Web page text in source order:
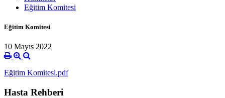
Eğitim Komitesi
Eğitim Komitesi
10 Mayıs 2022
Eğitim Komitesi.pdf
Hasta Rehberi